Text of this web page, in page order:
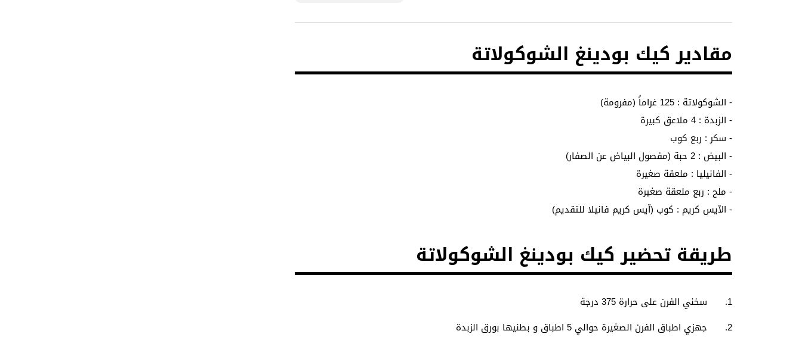
مقادير كيك بودينغ الشوكولاتة
- الشوكولاتة : 125 غراماً (مفرومة)
- الزبدة : 4 ملاعق كبيرة
- سكر : ربع كوب
- البيض : 2 حبة (مفصول البياض عن الصفار)
- الفانيليا : ملعقة صغيرة
- ملح : ربع ملعقة صغيرة
- الآيس كريم : كوب (آيس كريم فانيلا للتقديم)
طريقة تحضير كيك بودينغ الشوكولاتة
1. سخني الفرن على حرارة 375 درجة
2. جهزي اطباق الفرن الصغيرة حوالي 5 اطباق و بطنيها بورق الزبدة